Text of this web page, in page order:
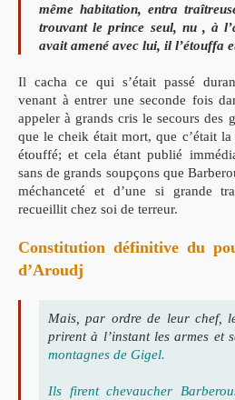
même habitation, entra
trouvant le prince seul, nu , à
avait amené avec lui, il l’étouffa
Il cacha ce qui s’était passé
venant à entrer une seconde fois
appeler à grands cris le secours des
que le cheik était mort, que c’était
étouffé; et cela étant publié
sans de grands soupçons que
méchanceté et d’une si grande
recueillit chez soi de terreur.
Constitution définitive du
d’Aroudj
Mais, par ordre de leur chef,
prirent à l’instant les armes et
montagnes de Gigel.
Ils firent chevaucher